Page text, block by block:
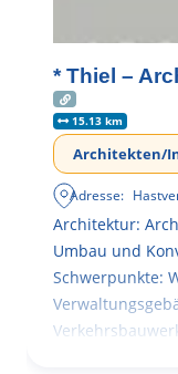
* Thiel –
15.13 km
Architekten/
Adresse:
Architektur:
Umbau und
Schwerpunkte: